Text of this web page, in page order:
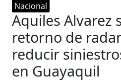
Nacional
Aquiles Alvarez
retorno de
reducir
en Guayaquil